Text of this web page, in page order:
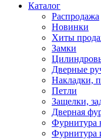
Каталог
Распродажа
Новинки
Хиты
Замки
Дверные
Накладки,
Петли
Защелки,
Дверная
Фурнитура
Фурнитура